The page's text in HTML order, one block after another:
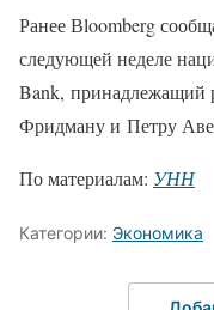
Ранее Вloomberg
следующей неделе
Bank, принадлежащий
Фридману и Петру
По материалам: УНН
Категории: Экономика